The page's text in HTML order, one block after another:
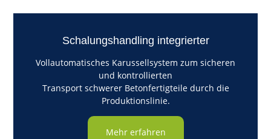
Schalungshandling integrierter
Vollautomatisches Karussellsystem zum sicheren
und kontrollierten
Transport schwerer Betonfertigteile durch die
Produktionslinie.
Mehr erfahren